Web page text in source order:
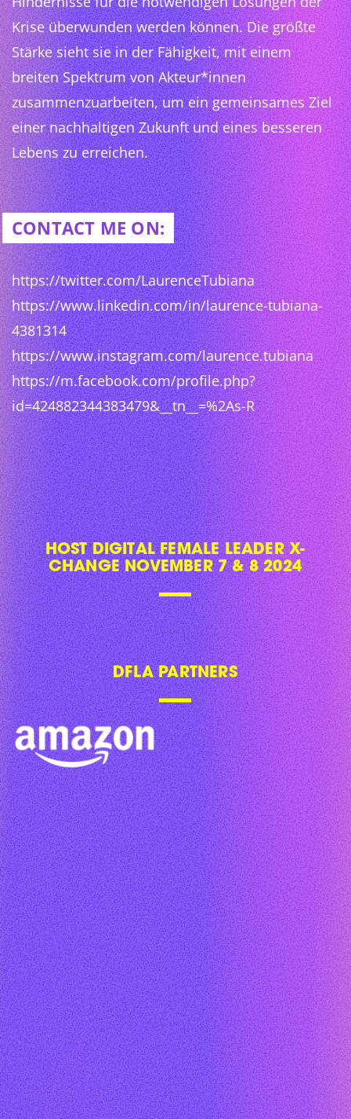
Krise überwunden werden können. Die größte
Stärke sieht sie in der Fähigkeit, mit einem
breiten Spektrum von Akteur*innen
zusammenzuarbeiten, um ein gemeinsames Ziel
einer nachhaltigen Zukunft und eines besseren
Lebens zu erreichen.
CONTACT ME ON:
https://twitter.com/LaurenceTubiana
https://www.linkedin.com/in/laurence-tubiana-
4381314
https://www.instagram.com/laurence.tubiana
https://m.facebook.com/profile.php?
id=424882344383479&__tn__=%2As-R
HOST DIGITAL FEMALE LEADER X-
CHANGE NOVEMBER 7 & 8 2024
DFLA PARTNERS